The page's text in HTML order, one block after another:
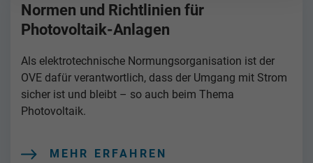
Normen und Richtlinien für
Photovoltaik-Anlagen
Als elektrotechnische Normungsorganisation ist der
OVE dafür verantwortlich, dass der Umgang mit Strom
sicher ist und bleibt – so auch beim Thema
Photovoltaik.
MEHR ERFAHREN